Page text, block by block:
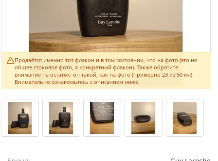
Продаётся именно тот флакон и в том состоянии, что на фото (это не
общее стоковое фото, а конкретный флакон). Также обратите
внимание на остаток: он такой, как на фото (примерно 23 из 50 мл).
Внимательно ознакомьтесь с описанием ниже.